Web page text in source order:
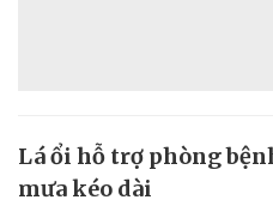
Lá ổi hỗ trợ phòng
mưa kéo dài